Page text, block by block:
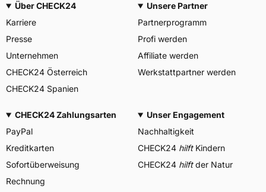
Über CHECK24
Karriere
Presse
Unternehmen
CHECK24 Österreich
CHECK24 Spanien
Unsere Partner
Partnerprogramm
Profi werden
Affiliate werden
Werkstattpartner werden
CHECK24 Zahlungsarten
PayPal
Kreditkarten
Sofortüberweisung
Rechnung
Unser Engagement
Nachhaltigkeit
CHECK24 hilftKindern
CHECK24 hilftder Natur